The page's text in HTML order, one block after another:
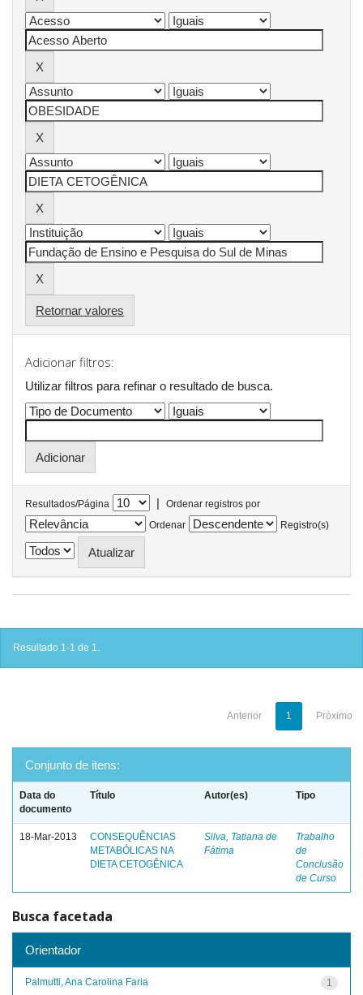
Retornar valores
Adicionar filtros:
Utilizar filtros para refinar o resultado de busca.
Resultados/Página |
Ordenar registros por
Ordenar
Registro(s)
Resultado 1-1 de 1.
Anterior 1 Próximo
Conjunto de itens:
Data do
documento
Título Autor(es) Tipo
18-Mar-2013
CONSEQUÊNCIAS
METABÓLICAS NA
DIETA CETOGÊNICA
Silva, Tatiana de
Fátima
Trabalho
de
Conclusão
de Curso
Busca facetada
Orientador
1
Palmutti, Ana Carolina Faria